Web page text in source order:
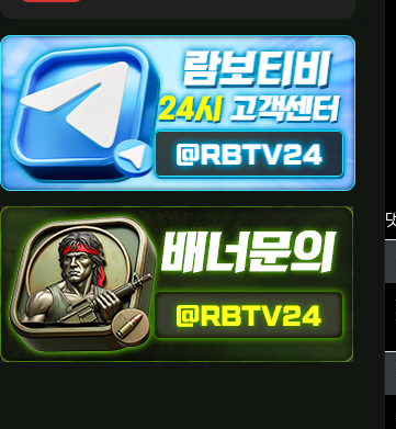
⛔람보티비 [정회원 등급UP! 안내사항]
⛔람보티비 [채팅방 이용시 주의사항]
⛔람보티비 [공식보증업체 안내]